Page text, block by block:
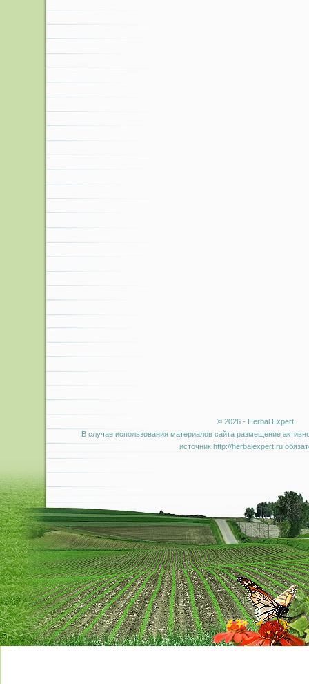
© 2026 - Herbal Expert
В случае использования материалов сайта размещение
источник http://herbalexpert.ru